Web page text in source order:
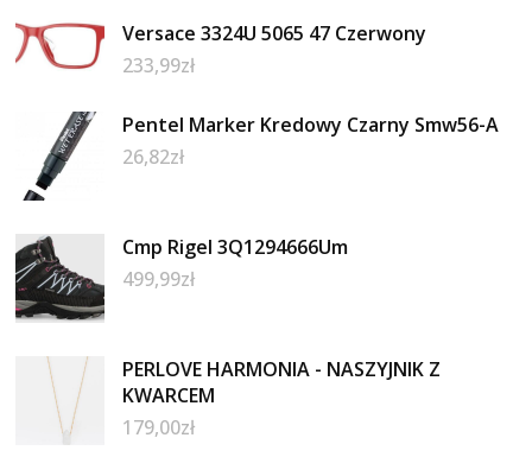
Versace 3324U 5065 47 Czerwony
233,99zł
Pentel Marker Kredowy Czarny Smw56-A
26,82zł
Cmp Rigel 3Q1294666Um
499,99zł
PERLOVE HARMONIA - NASZYJNIK Z
KWARCEM
179,00zł